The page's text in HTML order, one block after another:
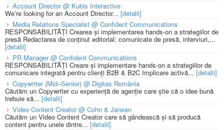
Account Director @ Kubis Interactive
We’re looking for an Account Director... [detalii]
Media Relations Specialist @ Confident Communications
RESPONSABILITĂȚI Crearea și implementarea hands-on a strategiilor de
presă Redactarea de conținut editorial: comunicate de presă, interviuri,...
[detalii]
PR Manager @ Confident Communications
RESPONSABILITĂȚI Creare și implementare hands-on a strategiilor de
comunicare integrată pentru clienți B2B & B2C Implicare activă... [detalii]
Copywriter (Mid–Senior) @ Digitas România
Căutăm un Copywriter cu experiență de agenție care știe că o idee bună
trebuie să... [detalii]
Video Content Creator @ Cohn & Jansen
Căutăm un Video Content Creator care să gândească și să producă
content pentru unele dintre... [detalii]